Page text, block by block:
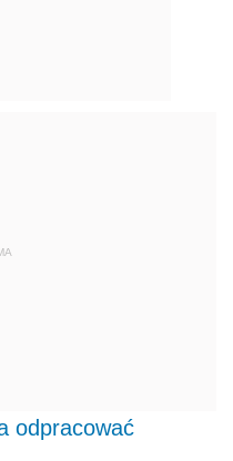
odpracować